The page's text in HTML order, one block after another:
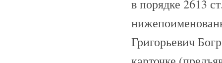
в порядке 2613
Григорьевич